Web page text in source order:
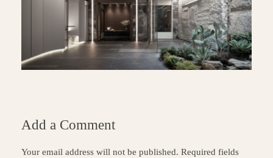
Add a Comment
Your email address will not be published. Required fields